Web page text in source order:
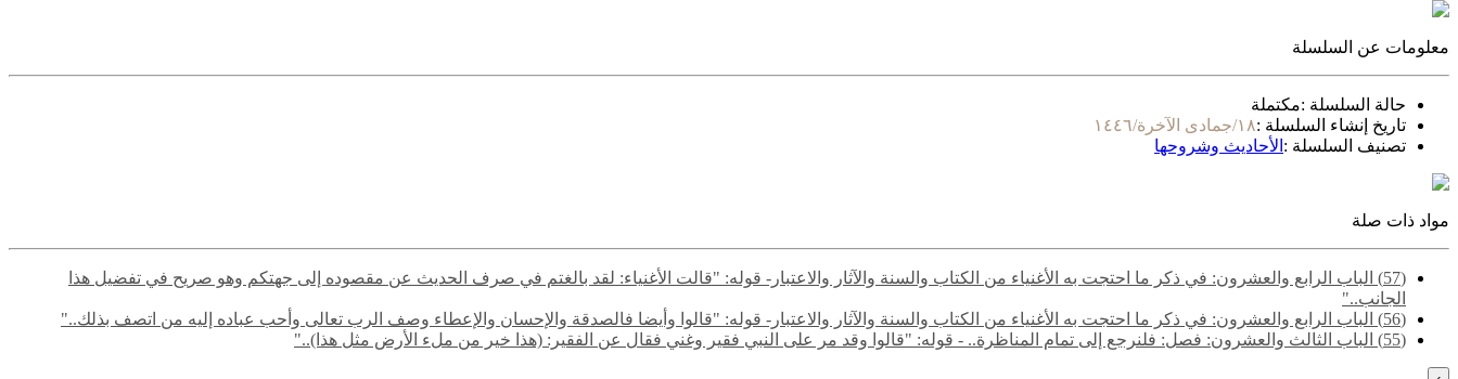
معلومات عن السلسلة
حالة السلسلة :مكتملة
تاريخ إنشاء السلسلة :١٨/جمادى الآخرة/١٤٤٦
تصنيف السلسلة : الأحاديث وشروحها
مواد ذات صلة
(57) الباب الرابع والعشرون: في ذكر ما احتجت به الأغنياء من الكتاب والسنة والآثار والاعتبار- قوله: "قالت الأغنياء: لقد بالغتم في صرف الحديث عن مقصوده إلى جهتكم وهو صريح في تفضيل هذا
الجانب.."
(56) الباب الرابع والعشرون: في ذكر ما احتجت به الأغنياء من الكتاب والسنة والآثار والاعتبار- قوله: "قالوا وأيضا فالصدقة والإحسان والإعطاء وصف الرب تعالى وأحب عباده إليه من اتصف بذلك.."
(55) ‌‌الباب الثالث والعشرون: فصل: فلنرجع إلى تمام المناظرة.. - قوله: "قالوا وقد مر على النبي فقير وغني فقال عن الفقير: (هذا خير من ملء الأرض مثل هذا).."